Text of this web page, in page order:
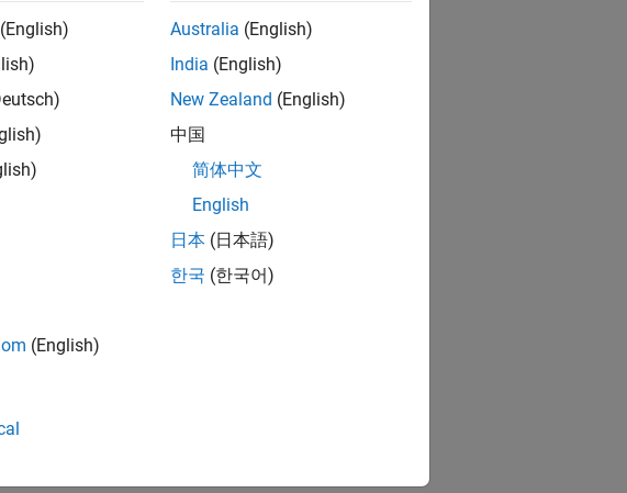
(English)
(English)
Australia (English)
India (English)
New Zealand (English)
中国
简体中文
English
日本 (日本語)
한국 (한국어)